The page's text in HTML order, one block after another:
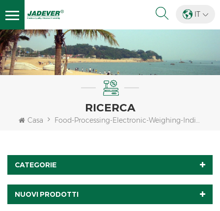
IT
RICERCA
Casa Food-Processing-Electronic-Weighing-Indicator
CATEGORIE
NUOVI PRODOTTI